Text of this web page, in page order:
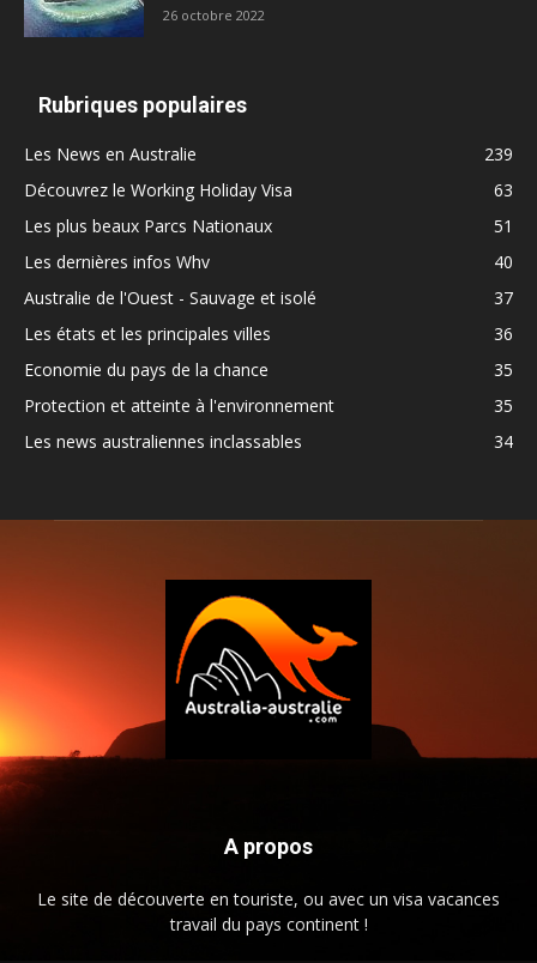
26 octobre 2022
Rubriques populaires
Les News en Australie
239
Découvrez le Working Holiday Visa
63
Les plus beaux Parcs Nationaux
51
Les dernières infos Whv
40
Australie de l'Ouest - Sauvage et isolé
37
Les états et les principales villes
36
Economie du pays de la chance
35
Protection et atteinte à l'environnement
35
Les news australiennes inclassables
34
A propos
Le site de découverte en touriste, ou avec un visa vacances
travail du pays continent !